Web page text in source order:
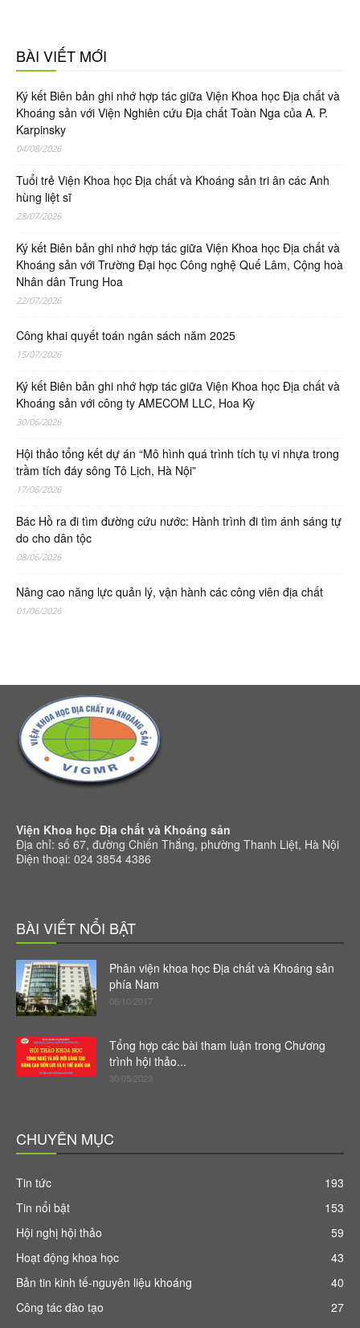
BÀI VIẾT MỚI
Ký kết Biên bản ghi nhớ hợp tác giữa Viện Khoa học Địa chất và
Khoáng sản với Viện Nghiên cứu Địa chất Toàn Nga của A. P.
Karpinsky
04/08/2026
Tuổi trẻ Viện Khoa học Địa chất và Khoáng sản tri ân các Anh
hùng liệt sĩ
28/07/2026
Ký kết Biên bản ghi nhớ hợp tác giữa Viện Khoa học Địa chất và
Khoáng sản với Trường Đại học Công nghệ Quế Lâm, Cộng hoà
Nhân dân Trung Hoa
22/07/2026
Công khai quyết toán ngân sách năm 2025
15/07/2026
Ký kết Biên bản ghi nhớ hợp tác giữa Viện Khoa học Địa chất và
Khoáng sản với công ty AMECOM LLC, Hoa Kỳ
30/06/2026
Hội thảo tổng kết dự án “Mô hình quá trình tích tụ vi nhựa trong
trầm tích đáy sông Tô Lịch, Hà Nội”
17/06/2026
Bác Hồ ra đi tìm đường cứu nước: Hành trình đi tìm ánh sáng tự
do cho dân tộc
08/06/2026
Nâng cao năng lực quản lý, vận hành các công viên địa chất
01/06/2026
Viện Khoa học Địa chất và Khoáng sản
Địa chỉ: số 67, đường Chiến Thắng, phường Thanh Liệt, Hà Nội
Điện thoại: 024 3854 4386
BÀI VIẾT NỔI BẬT
Phân viện khoa học Địa chất và Khoáng sản
phía Nam
06/10/2017
Tổng hợp các bài tham luận trong Chương
trình hội thảo...
30/05/2023
CHUYÊN MỤC
Tin tức
193
Tin nổi bật
153
Hội nghị hội thảo
59
Hoạt động khoa học
43
Bản tin kinh tế-nguyên liệu khoáng
40
Công tác đào tạo
27